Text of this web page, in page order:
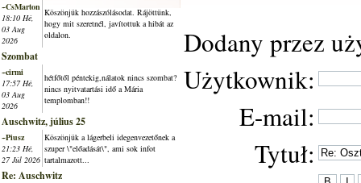
~CsMarton
18:10 Hé,
03 Aug
2026
Köszönjük hozzászólásodat. Rájöttünk,
hogy mit szeretnél, javítottuk a hibát az
oldalon.
Szombat
~cirmi
17:57 Hé,
03 Aug
2026
hétfőtől péntekig,nálatok nincs szombat?
nincs nyitvatartási idő a Mária
templomban!!
Auschwitz, július 25
~Piusz
21:23 Hé,
27 Júl 2026
Köszönjük a lágerbeli idegenvezetőnek a
szuper \"előadását\", ami sok infot
tartalmazott...
Re: Auschwitz
Dodany przez
Użytkownik:
E-mail:
Tytuł: